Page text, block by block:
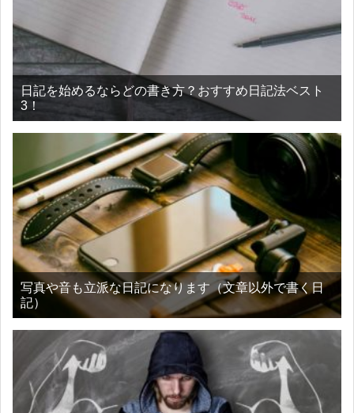
日記を始めるならどの書き方？おすすめ日記法ベスト
3！
写真や音も立派な日記になります（文章以外で書く日
記）